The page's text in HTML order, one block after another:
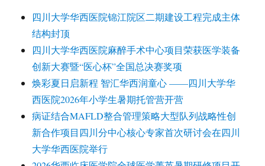
四川大学华西医院锦江院区二期建设工程完成主体
结构封顶
四川大学华西医院麻醉手术中心项目荣获医学装备
创新大赛暨“医心杯”全国总决赛奖项
焕彩夏日启新程 智汇华西润童心 ——四川大学华
西医院2026年小学生暑期托管营开营
病证结合MAFLD整合管理策略大型队列战略性创
新合作项目四川分中心核心专家首次研讨会在四川
大学华西医院举行